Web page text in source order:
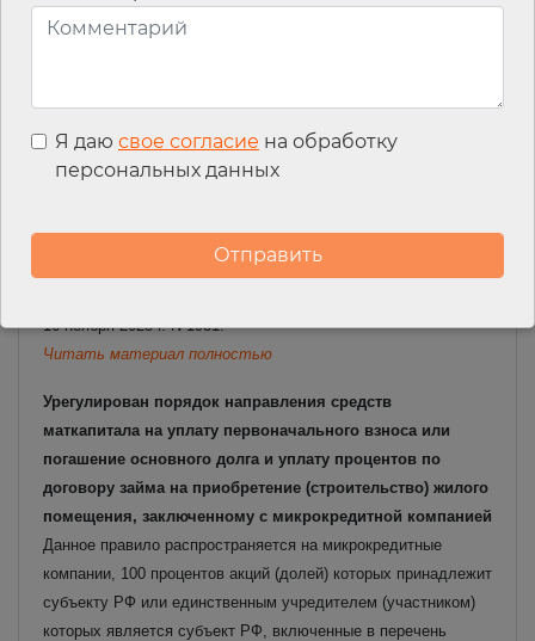
гражданина (семьи гражданина), и последствия которых он
не может преодолеть самостоятельно) и категорий семей
подпункте «г» пункта 4 Правил оказания субъектами РФ на
условиях софинансирования из федерального бюджета
социального контракта в части, не определенной
Федеральным законом «О государственной социальной
16 ноября 2023 г. N 1931.
Читать материал полностью
Урегулирован порядок направления средств
маткапитала на уплату первоначального взноса или
погашение основного долга и уплату процентов по
договору займа на приобретение (строительство) жилого
помещения, заключенному с микрокредитной компанией
Данное правило распространяется на микрокредитные
компании, 100 процентов акций (долей) которых принадлежит
субъекту РФ или единственным учредителем (участником)
которых является субъект РФ, включенные в перечень
Я даю свое согласие на обработку
персональных данных